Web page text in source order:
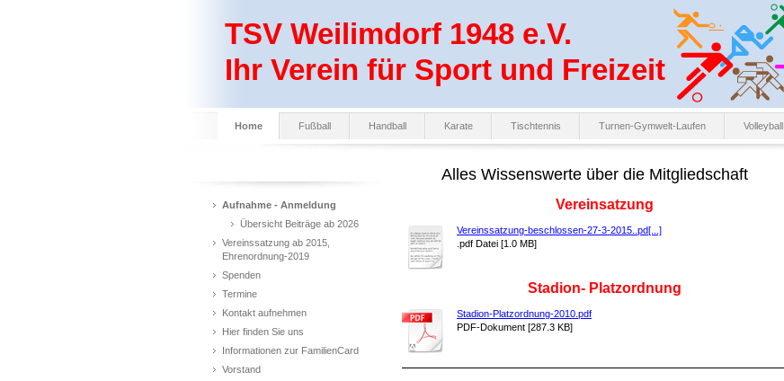
TSV Weilimdorf 1948 e.V.
Ihr Verein für Sport und Freizeit
Home Fußball Handball Karate Tischtennis Turnen-Gymwelt-Laufen Volleyball
Aufnahme - Anmeldung
Übersicht Beiträge ab 2026
Vereinssatzung ab 2015,
Ehrenordnung-2019
Spenden
Termine
Kontakt aufnehmen
Hier finden Sie uns
Informationen zur FamilienCard
Vorstand
Alles Wissenswerte über die Mitgliedschaft
Vereinsatzung
Vereinssatzung-beschlossen-27-3-2015..pd[...]
.pdf Datei [1.0 MB]
Stadion- Platzordnung
Stadion-Platzordnung-2010.pdf
PDF-Dokument [287.3 KB]